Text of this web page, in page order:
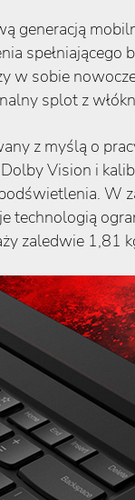
generacją
w sobie
splot z
z myślą o
Vision i
technologią
zaledwie 1,81